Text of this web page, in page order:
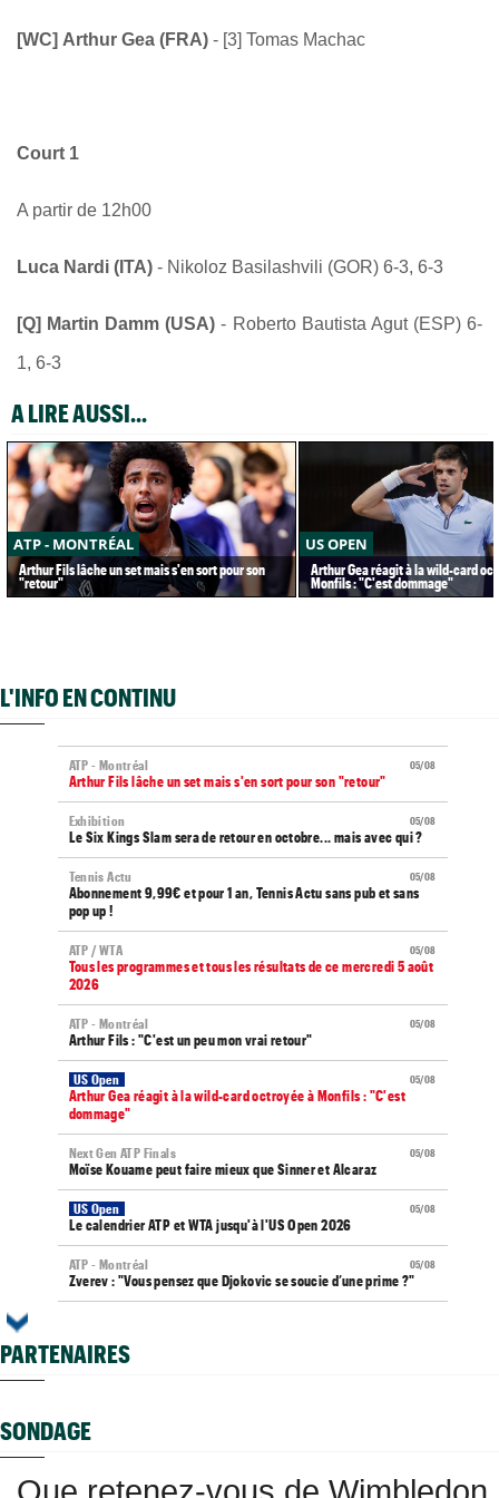
[WC] Arthur Gea (FRA) - [3] Tomas Machac
Court 1
A partir de 12h00
Luca Nardi (ITA) - Nikoloz Basilashvili (GOR) 6-3, 6-3
[Q] Martin Damm (USA) - Roberto Bautista Agut (ESP) 6-
1, 6-3
A LIRE AUSSI...
ATP - MONTRÉAL
Arthur Fils lâche un set mais s'en sort pour son
"retour"
US OPEN
Arthur Gea réagit à la wild-card
Monfils : "C'est dommage"
L'INFO EN CONTINU
05/08
ATP - Montréal
Arthur Fils lâche un set mais s'en sort pour son "retour"
05/08
Exhibition
Le Six Kings Slam sera de retour en octobre... mais avec qui ?
05/08
Tennis Actu
Abonnement 9,99€ et pour 1 an, Tennis Actu sans pub et sans
pop up !
05/08
ATP / WTA
Tous les programmes et tous les résultats de ce mercredi 5 août
2026
05/08
ATP - Montréal
Arthur Fils : "C'est un peu mon vrai retour"
05/08
US Open
Arthur Gea réagit à la wild-card octroyée à Monfils : "C'est
dommage"
05/08
Next Gen ATP Finals
Moïse Kouame peut faire mieux que Sinner et Alcaraz
05/08
US Open
Le calendrier ATP et WTA jusqu'à l'US Open 2026
05/08
ATP - Montréal
Zverev : "Vous pensez que Djokovic se soucie d’une prime ?"
Vancouver (CH)
05/08
Jeunes
PARTENAIRES
SONDAGE